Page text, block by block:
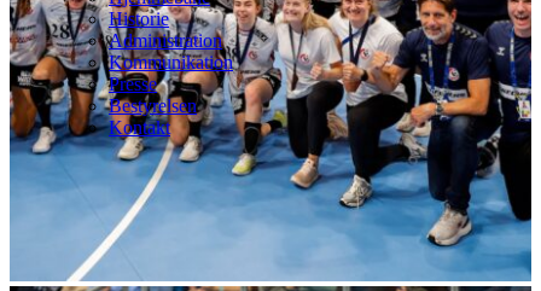
Historie
Administration
Kommunikation
Presse
Bestyrelsen
Kontakt